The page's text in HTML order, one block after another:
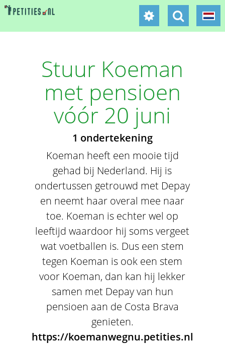
Stuur Koeman
met pensioen
vóór 20 juni
1 ondertekening
Koeman heeft een mooie tijd
gehad bij Nederland. Hij is
ondertussen getrouwd met Depay
en neemt haar overal mee naar
toe. Koeman is echter wel op
leeftijd waardoor hij soms vergeet
wat voetballen is. Dus een stem
tegen Koeman is ook een stem
voor Koeman, dan kan hij lekker
samen met Depay van hun
pensioen aan de Costa Brava
genieten.
https://koemanwegnu.petities.nl